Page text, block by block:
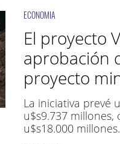
ECONOMIA
El proyecto
aprobación
proyecto
La iniciativa prevé
u$s9.737
u$s18.000 millones.